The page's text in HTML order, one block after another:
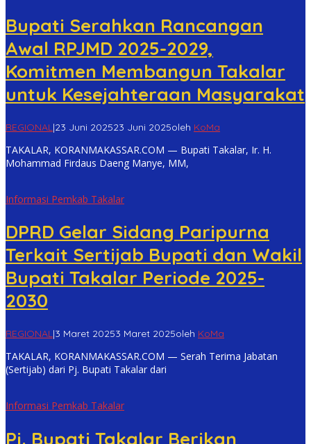
Bupati Serahkan Rancangan
Awal RPJMD 2025-2029,
Komitmen Membangun Takalar
untuk Kesejahteraan Masyarakat
REGIONAL|23 Juni 202523 Juni 2025oleh KoMa
TAKALAR, KORANMAKASSAR.COM — Bupati Takalar, Ir. H.
Mohammad Firdaus Daeng Manye, MM,
Informasi Pemkab Takalar
DPRD Gelar Sidang Paripurna
Terkait Sertijab Bupati dan Wakil
Bupati Takalar Periode 2025-
2030
REGIONAL|3 Maret 20253 Maret 2025oleh KoMa
TAKALAR, KORANMAKASSAR.COM — Serah Terima Jabatan
(Sertijab) dari Pj. Bupati Takalar dari
Informasi Pemkab Takalar
Pj. Bupati Takalar Berikan